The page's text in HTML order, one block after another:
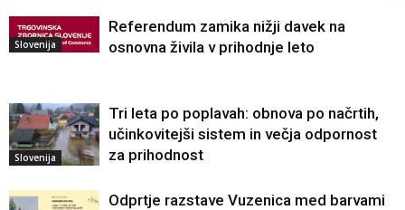
Slovenija
Referendum zamika nižji davek na
osnovna živila v prihodnje leto
Slovenija
Tri leta po poplavah: obnova po načrtih,
učinkovitejši sistem in večja odpornost
za prihodnost
Odprtje razstave Vuzenica med barvami